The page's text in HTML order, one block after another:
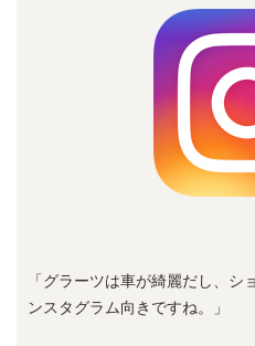
「グラーツは車が綺麗だし、シ
ンスタグラム向きですね。」